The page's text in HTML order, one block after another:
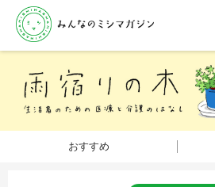
おすすめ